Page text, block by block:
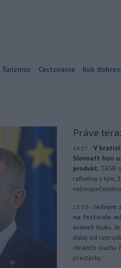
Turizmus Cestovanie Rok
Práve
14:17 - V
Slovnaft horí
produkt. TASR
rafinéria s tým,
13:50 - Jedným
na festivale
úroveň hluku.
ďalej od
chrániče sluchu
prestávky.